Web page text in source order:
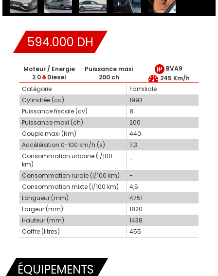
594.000 DH
Moteur / Energie
2.0
Diesel
Puissance maxi
200 ch
BVA9
245 Km/h
Catégorie
Familiale
Cylindrée (cc)
1993
Puissance fiscale (cv)
8
Puissance maxi (ch)
200
Couple maxi (Nm)
440
Accélération 0-100 km/h (s)
7,3
Consommation urbaine (l/100
km)
-
Consommation rurale (l/100 km)
-
Consommation mixte (l/100 km)
4,5
Longueur (mm)
4751
Largeur (mm)
1820
Hauteur (mm)
1438
Coffre (litres)
455
ÉQUIPEMENTS